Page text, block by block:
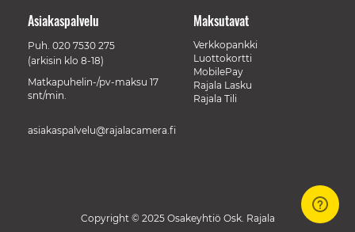
Maksutavat
Verkkopankki
Luottokortti
MobilePay
Rajala Lasku
Rajala Tili
Asiakaspalvelu
Puh. 020 7530 275
(arkisin klo 8-18)
Matkapuhelin-/pv-maksu 17
snt/min.
asiakaspalvelu@rajalacamera.fi
Copyright © 2025 Osakeyhtiö Osk. Rajala